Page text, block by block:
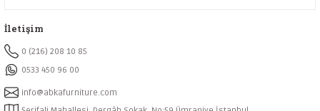
İletişim
0 (216) 208 10 85
0533 450 96 00
info@abkafurniture.com